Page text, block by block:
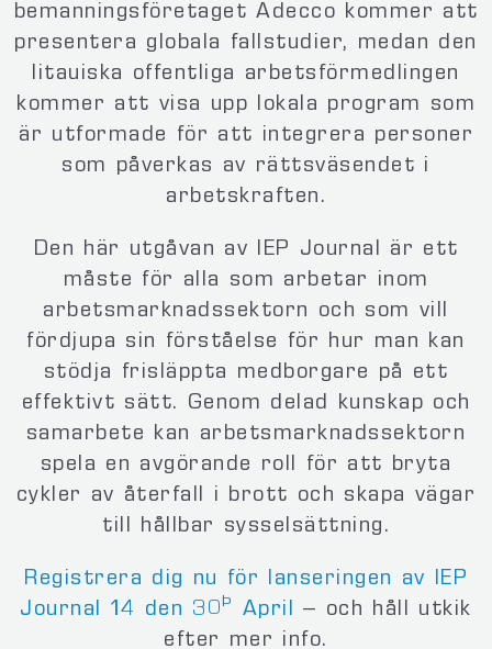
bemanningsföretaget Adecco kommer att
presentera globala fallstudier, medan den
litauiska offentliga arbetsförmedlingen
kommer att visa upp lokala program som
är utformade för att integrera personer
som påverkas av rättsväsendet i
arbetskraften.
Den här utgåvan av IEP Journal är ett
måste för alla som arbetar inom
arbetsmarknadssektorn och som vill
fördjupa sin förståelse för hur man kan
stödja frisläppta medborgare på ett
effektivt sätt. Genom delad kunskap och
samarbete kan arbetsmarknadssektorn
spela en avgörande roll för att bryta
cykler av återfall i brott och skapa vägar
till hållbar sysselsättning.
Registrera dig nu för lanseringen av IEP
Journal 14 den 30Þ April – och håll utkik
efter mer info.